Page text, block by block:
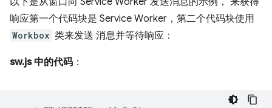
响应第一个代码块是 Service Worker，第二个代码块使用
Workbox 类来发送 消息并等待响应：
sw.js 中的代码 ：